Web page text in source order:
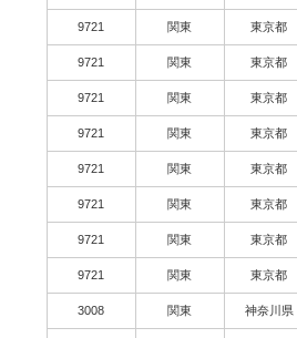
9721 関東 東京都
9721 関東 東京都
9721 関東 東京都
9721 関東 東京都
9721 関東 東京都
9721 関東 東京都
9721 関東 東京都
9721 関東 東京都
3008 関東 神奈川県